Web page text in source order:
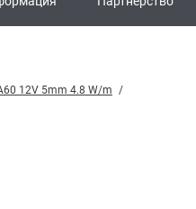
12V 5mm 4.8 W/m